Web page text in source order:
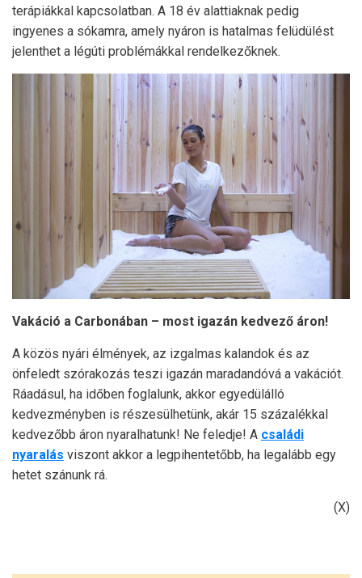
terápiákkal kapcsolatban. A 18 év alattiaknak pedig
ingyenes a sókamra, amely nyáron is hatalmas felüdülést
jelenthet a légúti problémákkal rendelkezőknek.
Vakáció a Carbonában – most igazán kedvező áron!
A közös nyári élmények, az izgalmas kalandok és az
önfeledt szórakozás teszi igazán maradandóvá a vakációt.
Ráadásul, ha időben foglalunk, akkor egyedülálló
kedvezményben is részesülhetünk, akár 15 százalékkal
kedvezőbb áron nyaralhatunk! Ne feledje! A családi
nyaralás viszont akkor a legpihentetőbb, ha legalább egy
hetet szánunk rá.
(X)